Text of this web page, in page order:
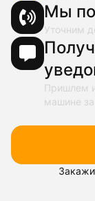
Мы
Уточним
Пришлем
машине